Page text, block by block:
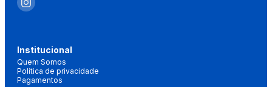
Institucional
Quem Somos
Política de privacidade
Pagamentos